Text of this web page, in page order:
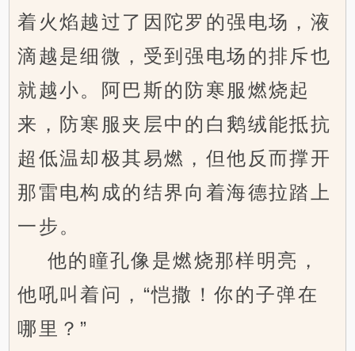
着火焰越过了因陀罗的强电场，液
滴越是细微，受到强电场的排斥也
就越小。阿巴斯的防寒服燃烧起
来，防寒服夹层中的白鹅绒能抵抗
超低温却极其易燃，但他反而撑开
那雷电构成的结界向着海德拉踏上
一步。
他的瞳孔像是燃烧那样明亮，
他吼叫着问，“恺撒！你的子弹在
哪里？”